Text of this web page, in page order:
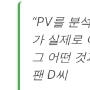
“PV를 분
가 실제로
그 어떤
팬 D씨